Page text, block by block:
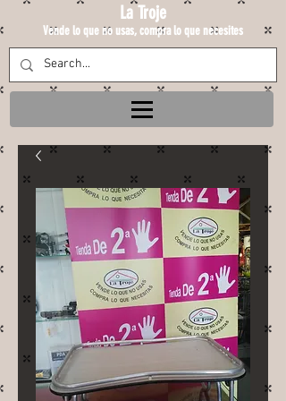
La Troje
Vende lo que no usas, compra lo que necesites